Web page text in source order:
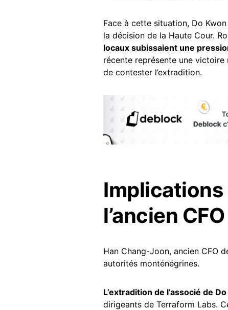
Face à cette situation, Do
la décision de la Haute Cour.
locaux subissaient une
récente représente une
de contester l’extradition.
Implications
l’ancien CFO
Han Chang-Joon, ancien CFO
autorités monténégrines.
L’extradition de l’associé de
dirigeants de Terraform Labs.